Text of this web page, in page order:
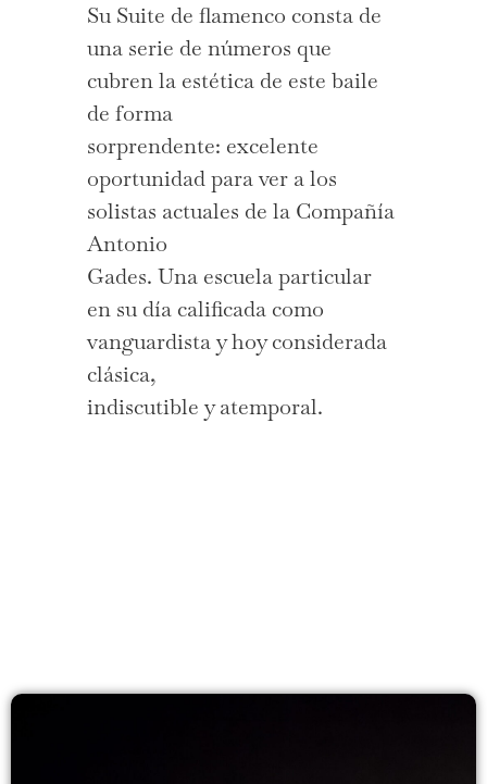
Su Suite de flamenco consta de
una serie de números que
cubren la estética de este baile
de forma
sorprendente: excelente
oportunidad para ver a los
solistas actuales de la Compañía
Antonio
Gades. Una escuela particular
en su día calificada como
vanguardista y hoy considerada
clásica,
indiscutible y atemporal.